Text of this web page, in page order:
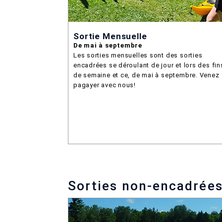
Sortie Mensuelle
De mai à septembre
Les sorties mensuelles sont des sorties
encadrées se déroulant de jour et lors des
de semaine et ce, de mai à septembre. Venez
pagayer avec nous!
Sorties non-